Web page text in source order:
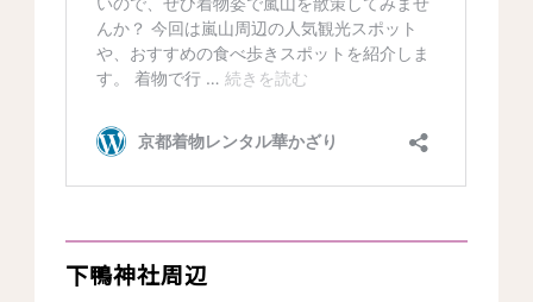
下鴨神社周辺